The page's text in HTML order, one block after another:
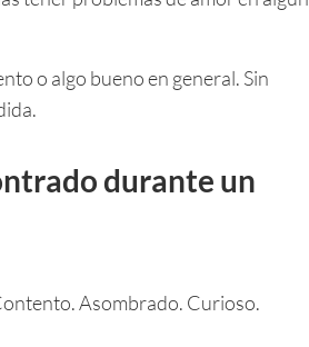
o algo bueno en general. Sin
durante un
Asombrado. Curioso.